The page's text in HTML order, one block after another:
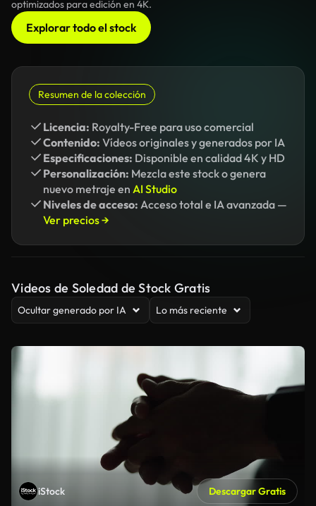
optimizados para edición en 4K.
Explorar todo el stock
Resumen de la colección
Licencia: Royalty-Free para uso comercial
Contenido: Vídeos originales y generados por IA
Especificaciones: Disponible en calidad 4K y HD
Personalización: Mezcla este stock o genera
nuevo metraje en AI Studio
Niveles de acceso: Acceso total e IA avanzada —
Ver precios →
Videos de Soledad de Stock Gratis
Ocultar generado por IA Lo más reciente
iStock Descargar Gratis